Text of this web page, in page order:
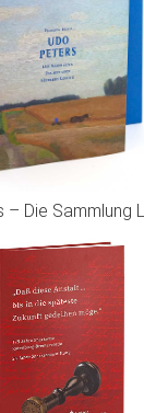
– Die Sammlung